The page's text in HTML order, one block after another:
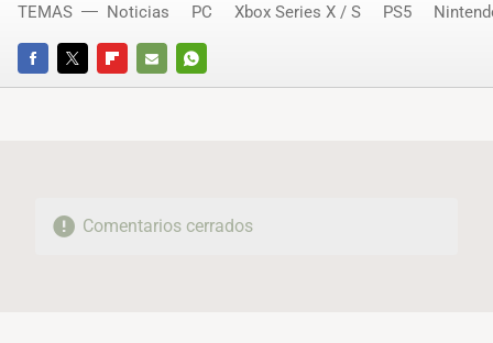
FACEBOOKTWITTERFLIPBOARD
E-
WHATSAPP
TEMAS Noticias PC Xbox Series X / S PS5
Comentarios cerrados